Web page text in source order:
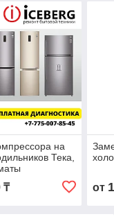
на
Тека,
₸ от